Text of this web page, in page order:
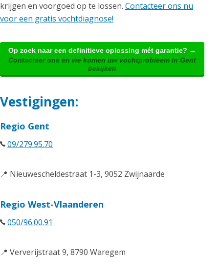
krijgen en voorgoed op te lossen. Contacteer ons nu
voor een gratis vochtdiagnose!
Op zoek naar een definitieve oplossing mét garantie? →
Contacteer ons en we komen uw vochtprobleem in Gent
bekijken
Vestigingen:
Regio Gent
09/279.95.70
📍 Nieuwescheldestraat 1-3, 9052 Zwijnaarde
Regio West-Vlaanderen
050/96.00.91
📍 Ververijstraat 9, 8790 Waregem